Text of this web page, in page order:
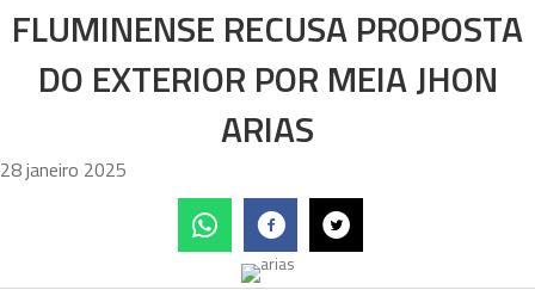
FLUMINENSE RECUSA PROPOSTA
DO EXTERIOR POR MEIA JHON
ARIAS
28 janeiro 2025